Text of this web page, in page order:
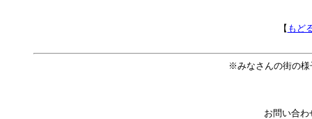
【 もど
※みなさんの街の様
お問い合わ